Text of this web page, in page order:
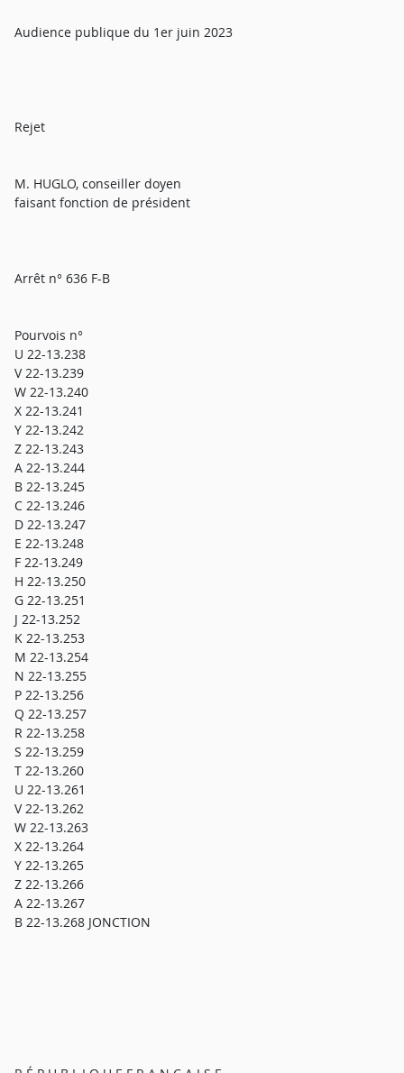
Audience publique du 1er juin 2023
Rejet
M. HUGLO, conseiller doyen
faisant fonction de président
Arrêt n° 636 F-B
Pourvois n°
U 22-13.238
V 22-13.239
W 22-13.240
X 22-13.241
Y 22-13.242
Z 22-13.243
A 22-13.244
B 22-13.245
C 22-13.246
D 22-13.247
E 22-13.248
F 22-13.249
H 22-13.250
G 22-13.251
J 22-13.252
K 22-13.253
M 22-13.254
N 22-13.255
P 22-13.256
Q 22-13.257
R 22-13.258
S 22-13.259
T 22-13.260
U 22-13.261
V 22-13.262
W 22-13.263
X 22-13.264
Y 22-13.265
Z 22-13.266
A 22-13.267
B 22-13.268 JONCTION